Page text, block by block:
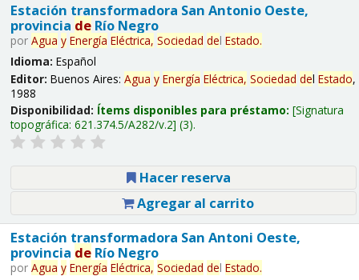
Estación transformadora San Antonio Oeste,
provincia deRío Negro
por Agua y Energía Eléctrica, Sociedad del Estado.
Idioma: Español
Editor: Buenos Aires: Agua y Energía Eléctrica, Sociedad del Estado,
1988
Disponibilidad: Ítems disponibles para préstamo: Signatura
topográfica: 621.374.5/A282/v.2 (3).
Hacer reserva
Agregar al carrito
Estación transformadora San Antoni Oeste,
provincia deRío Negro
por Agua y Energía Eléctrica, Sociedad del Estado.